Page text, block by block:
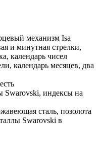
механизм Isa
и минутная стрелки,
календарь чисел
календарь месяцев, два
Swarovski, индексы на
сталь, позолота
Swarovski в